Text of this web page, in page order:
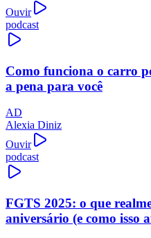
Ouvir
podcast
Como funciona o carro
a pena para você
AD
Alexia Diniz
Ouvir
podcast
FGTS 2025: o que
aniversário (e como isso